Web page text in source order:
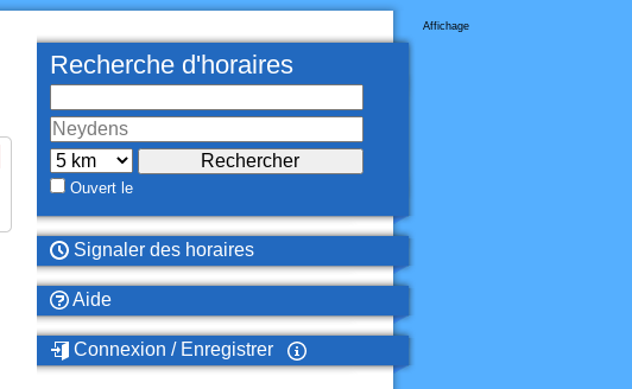
Affichage
Recherche d'horaires
Ouvert le
Signaler des horaires
Aide
Connexion / Enregistrer